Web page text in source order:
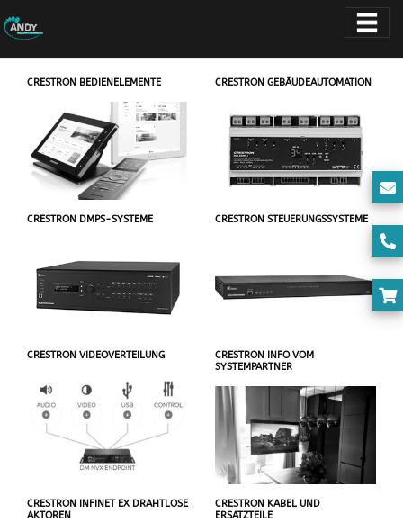
CRESTRON BEDIENELEMENTE CRESTRON GEBÄUDEAUTOMATION
CRESTRON DMPS-SYSTEME CRESTRON STEUERUNGSSYSTEME
CRESTRON VIDEOVERTEILUNG
CRESTRON INFO VOM
SYSTEMPARTNER
CRESTRON INFINET EX DRAHTLOSE
AKTOREN
CRESTRON KABEL UND
ERSATZTEILE